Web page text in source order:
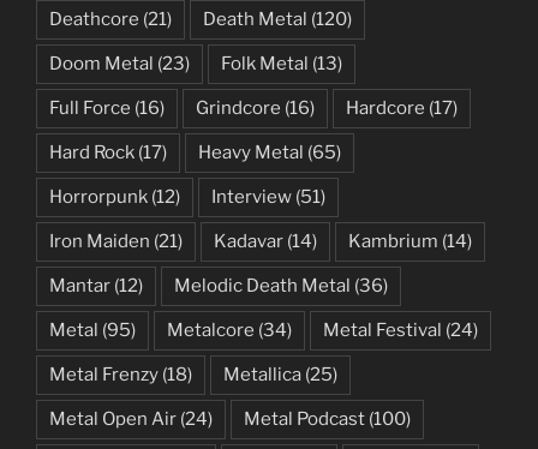
Deathcore (21) Death Metal (120)
Doom Metal (23) Folk Metal (13)
Full Force (16) Grindcore (16) Hardcore (17)
Hard Rock (17) Heavy Metal (65)
Horrorpunk (12) Interview (51)
Iron Maiden (21) Kadavar (14) Kambrium (14)
Mantar (12) Melodic Death Metal (36)
Metal (95) Metalcore (34) Metal Festival (24)
Metal Frenzy (18) Metallica (25)
Metal Open Air (24) Metal Podcast (100)